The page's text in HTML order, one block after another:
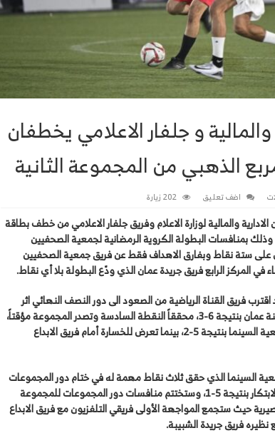
و جلفار الاعلامي يخطفان
الذهبي من المجموعة الثانية
اضف تعليق 202 زيارة
والمالية لوزارة الاعلام وفريق جلفار الاعلامي من خطف بطاقة
بمنافسات البطولة الكروية الرمضانية لجمعية الصحفيين
كلا الفريقان على ستة نقاط وبفارق الاهداف فقط عن فريق جمعية الصحفيين
في المركز الرابع فريق جريدة عمان الذي ودّع البطولة بلا أي نقاط.
فريق القناة الرياضية من الصعود الى دور النصف النهائي اثر
تغلبه المهم على حساب قناة تلفزيون سلطنة عمان بنتيجة 6-3، محققاً النقطة السادسة وتصدر المجموعة مؤقتاً،
حيث فاز في لقاءه الافتتاحي على حساب جمعية السينما بنتيجة 5-2، بينما تعرض للخسارة أمام فريق الابداع
السينما الذي حقق ثلاث نقاط مهمة له في ختام دور المجموعات
وذلك بعد فوزه الحاسم على فريق الابداع والابتكار بنتيجة 5-1، وستختتم منافسات دور المجموعات للمجموعة
حيث ستجمع المواجهة الأولى فريقي التلفزيون مع فريق الابداع
نظيره فريق جريدة الشبيبة.